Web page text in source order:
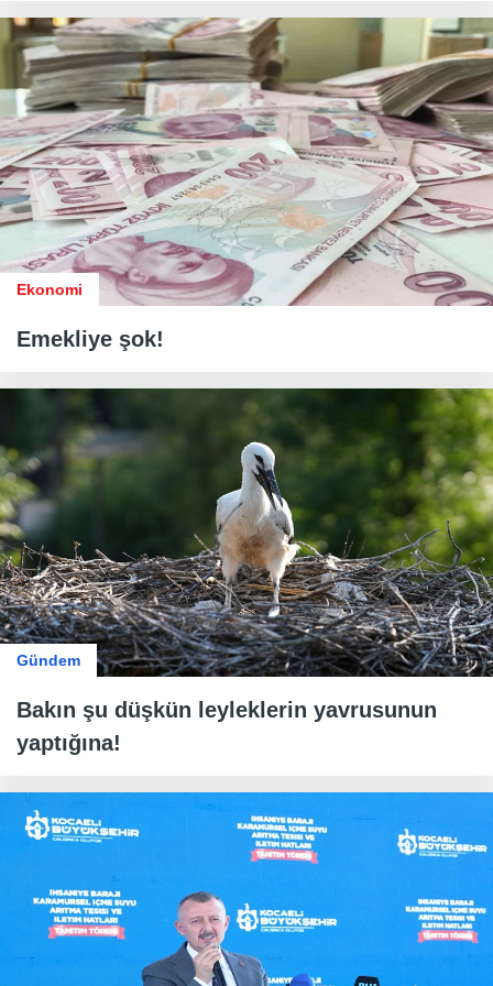
Ekonomi
Emekliye şok!
Gündem
Bakın şu düşkün leyleklerin yavrusunun
yaptığına!